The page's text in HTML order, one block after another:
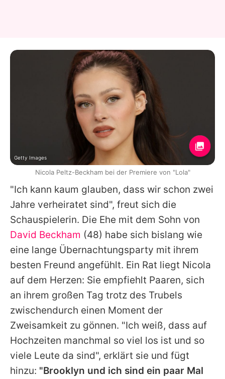
"Ich kann kaum glauben, dass wir schon zwei
Jahre verheiratet sind", freut sich die
Schauspielerin. Die Ehe mit dem Sohn von
David Beckham (48) habe sich bislang wie
eine lange Übernachtungsparty mit ihrem
besten Freund angefühlt. Ein Rat liegt Nicola
auf dem Herzen: Sie empfiehlt Paaren, sich
an ihrem großen Tag trotz des Trubels
zwischendurch einen Moment der
Zweisamkeit zu gönnen. "Ich weiß, dass auf
Hochzeiten manchmal so viel los ist und so
viele Leute da sind", erklärt sie und fügt
hinzu: "Brooklyn und ich sind ein paar Mal
Getty Images
Nicola Peltz-Beckham bei der Premiere von "Lola"